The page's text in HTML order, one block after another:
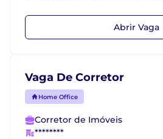
Abrir Vaga
Vaga De Corretor
Home Office
Corretor de Imóveis
********